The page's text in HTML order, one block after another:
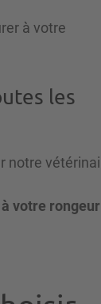
à votre
les
notre
votre